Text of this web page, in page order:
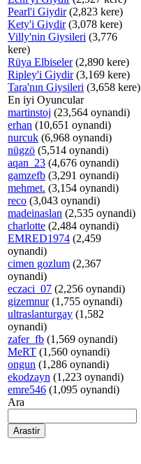
Pearl'i Giydir(2,823 kere)
Kety'i Giydir(3,078 kere)
Villy'nin Giysileri (3,776
kere)
Rüya Elbiseler(2,890 kere)
Ripley'i Giydir(3,169 kere)
Tara'nın Giysileri (3,658 kere)
En iyi Oyuncular
martinstoj (23,564 oynandi)
erhan (10,651 oynandi)
nurcuk (6,968 oynandi)
nügzö (5,514 oynandi)
aqan_23 (4,676 oynandi)
gamzefb (3,291 oynandi)
mehmet. (3,154 oynandi)
reco (3,043 oynandi)
madeinaslan (2,535 oynandi)
charlotte (2,484 oynandi)
EMRED1974 (2,459
oynandi)
cimen gozlum (2,367
oynandi)
eczaci_07 (2,256 oynandi)
gizemnur(1,755 oynandi)
ultraslanturgay (1,582
oynandi)
zafer_fb (1,569 oynandi)
MeRT (1,560 oynandi)
ongun (1,286 oynandi)
ekodzayn (1,223 oynandi)
emre546 (1,095 oynandi)
Ara